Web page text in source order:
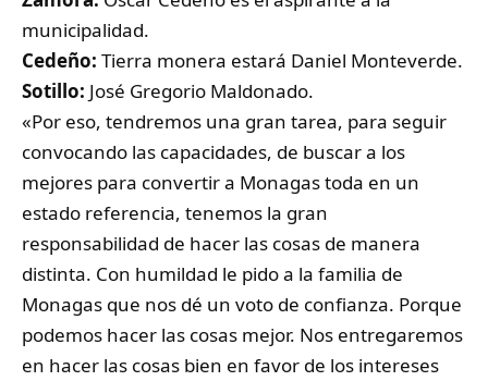
municipalidad.
Cedeño: Tierra monera estará Daniel Monteverde.
Sotillo: José Gregorio Maldonado.
«Por eso, tendremos una gran tarea, para seguir
convocando las capacidades, de buscar a los
mejores para convertir a Monagas toda en un
estado referencia, tenemos la gran
responsabilidad de hacer las cosas de manera
distinta. Con humildad le pido a la familia de
Monagas que nos dé un voto de confianza. Porque
podemos hacer las cosas mejor. Nos entregaremos
en hacer las cosas bien en favor de los intereses